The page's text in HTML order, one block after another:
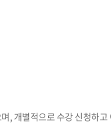
개별적으로 수강 신청하고